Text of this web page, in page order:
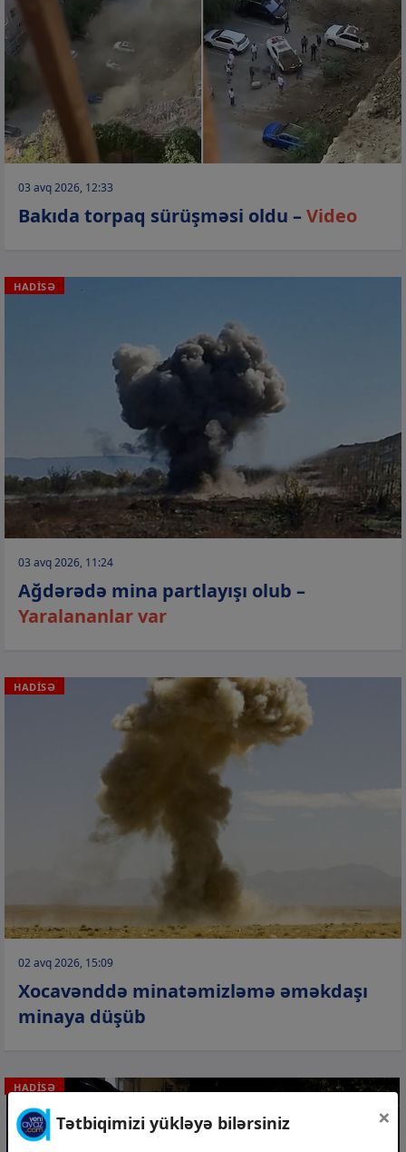
03 avq 2026, 12:33
Bakıda torpaq sürüşməsi oldu –Video
HADİSƏ
03 avq 2026, 11:24
Ağdərədə mina partlayışı olub –
Yaralananlar var
HADİSƏ
02 avq 2026, 15:09
Xocavənddə minatəmizləmə əməkdaşı
minaya düşüb
HADİSƏ
Tətbiqimizi yükləyə bilərsiniz ×